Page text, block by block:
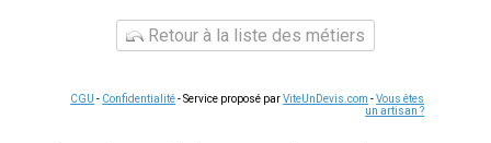
Retour à la liste des métiers
CGU - Confidentialité- Service proposé parViteUnDevis.com -Vous êtes
un artisan ?